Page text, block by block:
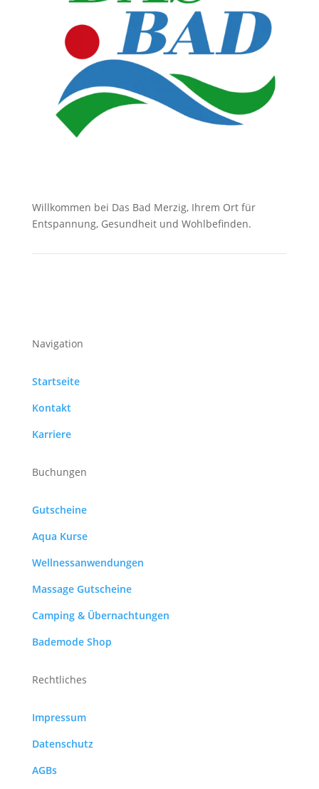
Willkommen bei Das Bad Merzig, Ihrem Ort für
Entspannung, Gesundheit und Wohlbefinden.
Navigation
Startseite
Kontakt
Karriere
Buchungen
Gutscheine
Aqua Kurse
Wellnessanwendungen
Massage Gutscheine
Camping & Übernachtungen
Bademode Shop
Rechtliches
Impressum
Datenschutz
AGBs